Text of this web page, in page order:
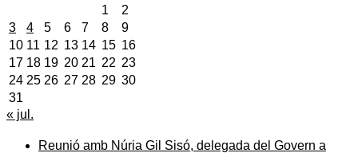
1
2
3
4 5 6 7 8
9
10 11 12 13 14 15 16
17 18 19 20 21 22 23
24 25 26 27 28 29 30
31
« jul.
Reunió amb Núria Gil Sisó, delegada del Govern a